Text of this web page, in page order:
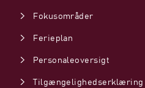
Fokusområder
Ferieplan
Personaleoversigt
Tilgængelighedserklæring